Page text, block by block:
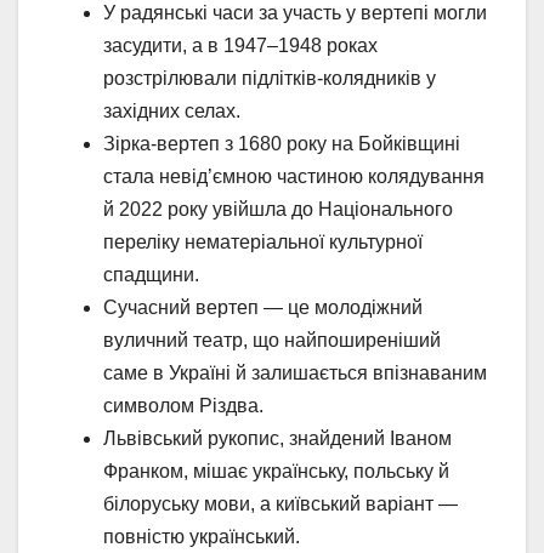
У радянські часи за участь у вертепі могли
засудити, а в 1947–1948 роках
розстрілювали підлітків-колядників у
західних селах.
Зірка-вертеп з 1680 року на Бойківщині
стала невід’ємною частиною колядування
й 2022 року увійшла до Національного
переліку нематеріальної культурної
спадщини.
Сучасний вертеп — це молодіжний
вуличний театр, що найпоширеніший
саме в Україні й залишається впізнаваним
символом Різдва.
Львівський рукопис, знайдений Іваном
Франком, мішає українську, польську й
білоруську мови, а київський варіант —
повністю український.